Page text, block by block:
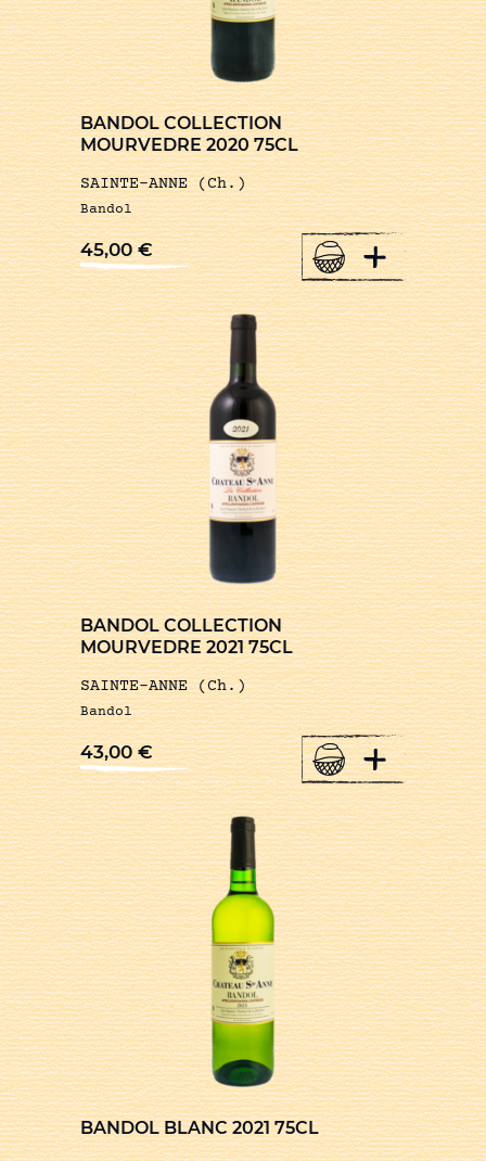
BANDOL COLLECTION
MOURVEDRE 2020 75CL
SAINTE-ANNE (Ch.)
Bandol
45,00€ +
BANDOL COLLECTION
MOURVEDRE 2021 75CL
SAINTE-ANNE (Ch.)
Bandol
43,00€ +
BANDOL BLANC 2021 75CL